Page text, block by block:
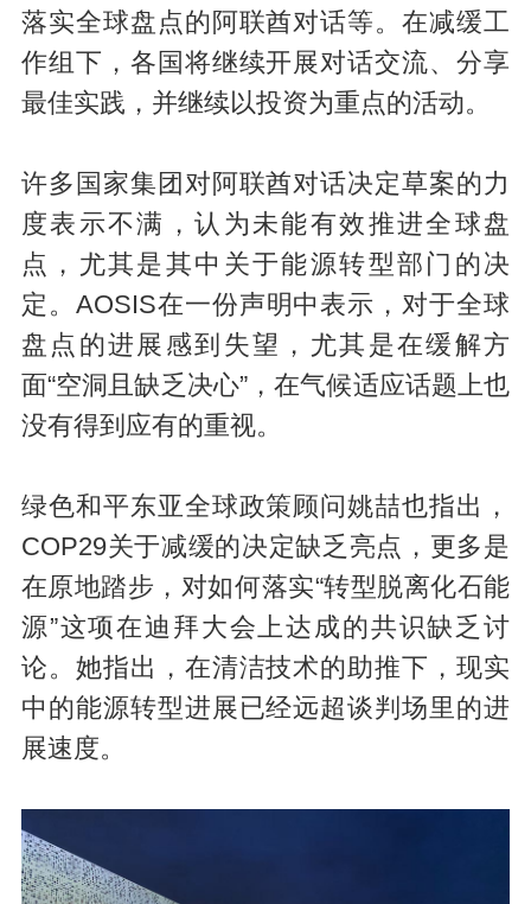
落实全球盘点的阿联酋对话等。在减缓工
作组下，各国将继续开展对话交流、分享
最佳实践，并继续以投资为重点的活动。
许多国家集团对阿联酋对话决定草案的力
度表示不满，认为未能有效推进全球盘
点，尤其是其中关于能源转型部门的决
定。AOSIS在一份声明中表示，对于全球
盘点的进展感到失望，尤其是在缓解方
面“空洞且缺乏决心”，在气候适应话题上也
没有得到应有的重视。
绿色和平东亚全球政策顾问姚喆也指出，
COP29关于减缓的决定缺乏亮点，更多是
在原地踏步，对如何落实“转型脱离化石能
源”这项在迪拜大会上达成的共识缺乏讨
论。她指出，在清洁技术的助推下，现实
中的能源转型进展已经远超谈判场里的进
展速度。